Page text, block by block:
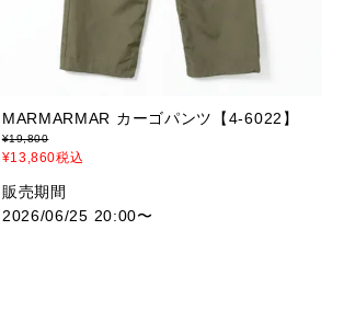
MARMARMAR カーゴパンツ【4-6022】
¥19,800
¥13,860税込
販売期間
2026/06/25 20:00〜